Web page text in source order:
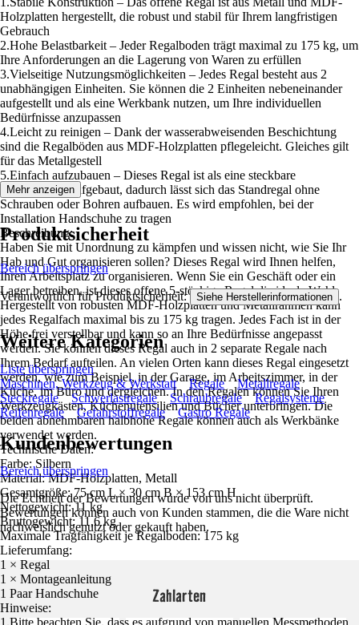
Holzplatten hergestellt, die robust und stabil für Ihrem langfristigen
Gebrauch
2.Hohe Belastbarkeit – Jeder Regalboden trägt maximal zu 175 kg, um
Ihre Anforderungen an die Lagerung von Waren zu erfüllen
3.Vielseitige Nutzungsmöglichkeiten – Jedes Regal besteht aus 2
unabhängigen Einheiten. Sie können die 2 Einheiten nebeneinander
aufgestellt und als eine Werkbank nutzen, um Ihre individuellen
Bedürfnisse anzupassen
4.Leicht zu reinigen – Dank der wasserabweisenden Beschichtung
sind die Regalböden aus MDF-Holzplatten pflegeleicht. Gleiches gilt
für das Metallgestell
5.Einfach aufzubauen – Dieses Regal ist als eine steckbare
Konstruktion aufgebaut, dadurch lässt sich das Standregal ohne
Schrauben oder Bohren aufbauen. Es wird empfohlen, bei der
Installation Handschuhe zu tragen
Beschreibung:
Haben Sie mit Unordnung zu kämpfen und wissen nicht, wie Sie Ihr
Hab und Gut organisieren sollen? Dieses Regal wird Ihnen helfen,
Ihren Arbeitsplatz zu organisieren. Wenn Sie ein Geschäft oder ein
Lager betreiben, ist dieses offene 5-stöckige Regal die ideale Wahl.
Hergestellt von robusten MDF-Holzplatten und Metallrahmen kann
jedes Regalfach maximal bis zu 175 kg tragen. Jedes Fach ist in der
Höhe frei verstellbar und kann so an Ihre Bedürfnisse angepasst
werden. Sie können dieses Regal auch in 2 separate Regale nach
Ihrem Bedarf aufteilen. An vielen Orten kann dieses Regal eingesetzt
werden, wie zum Beispiel, in der Garage, im Arbeitszimmer, in der
Küche, im Büro und dergleichen. In den Regalen können Sie Ihren
Werkzeugkästen, Küchenutensilien und Bücher unterbringen. Die
beiden abnehmbaren halbhohe Regale können auch als Werkbänke
verwendet werden.
Technische Daten:
Farbe: Silbern
Material: MDF-Holzplatten, Metall
Gesamtgröße: 75 cm L × 30 cm B × 153 cm H
Nettogewicht: 11 kg
Bruttogewicht: 11,6 kg
Maximale Tragfähigkeit je Regalboden: 175 kg
Lieferumfang:
1 × Regal
1 × Montageanleitung
1 Paar Handschuhe
Hinweise:
1.Bitte beachten Sie, dass es aufgrund von manuellen Messmethoden
Mehr anzeigen
Produktsicherheit
Bereich überspringen
Verantwortlich für Produktsicherheit: Siehe Herstellerinformationen .
Weitere Kategorien
Liste überspringen
Maschinen, Werkzeug & Werkstatt
Regale
Metallregale
Steckregale
Schwerlastregale Schraubregale
Regalsysteme
Reifenregale
Gefahrstoffregale Gastro Regale
Kundenbewertungen
Bereich überspringen
Die Echtheit der Bewertungen wurde von uns nicht überprüft.
Bewertungen können auch von Kunden stammen, die die Ware nicht
nachweislich genutzt oder gekauft haben.
Zahlarten